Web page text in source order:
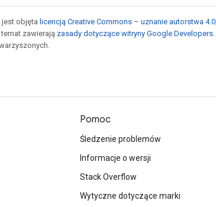
jest objęta licencją Creative Commons – uznanie autorstwa 4.0
zawierają zasady dotyczące witryny Google Developers
Pomoc
Śledzenie problemów
Informacje o wersji
Stack Overflow
Wytyczne dotyczące marki